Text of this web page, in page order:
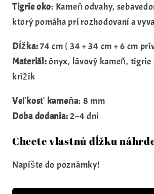
Tigrie oko: Kameň odvahy,
ktorý pomáha pri rozhodovaní a
Dĺžka:74 cm ( 34 + 34 cm + 6 cm
Materiál:ónyx, lávový kameň,
krížik
Veľkosť kameňa: 8 mm
Doba dodania:2–4 dni
Chcete vlastnú dĺžku
Napíšte do poznámky!